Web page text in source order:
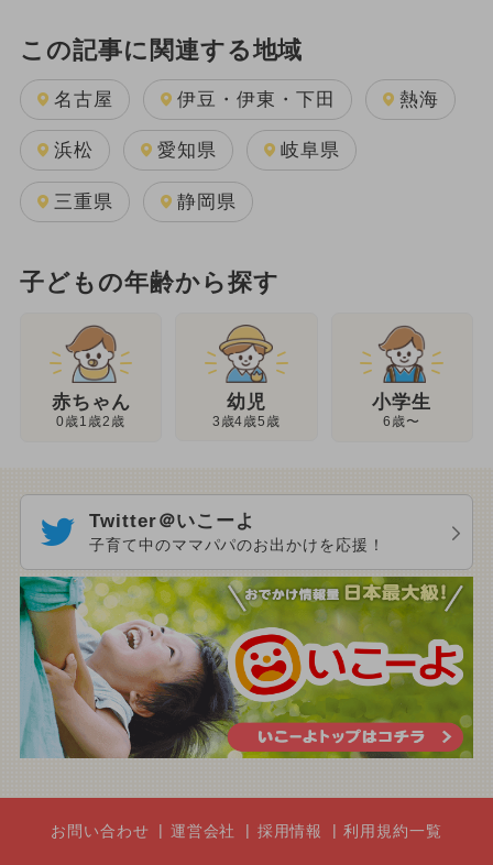
この記事に関連する地域
名古屋 伊豆・伊東・下田 熱海
浜松 愛知県 岐阜県
三重県 静岡県
子どもの年齢から探す
赤ちゃん
0歳1歳2歳
幼児
3歳4歳5歳
小学生
6歳〜
Twitter＠いこーよ
子育て中のママパパのお出かけを応援！
お問い合わせ 運営会社 採用情報 利用規約一覧